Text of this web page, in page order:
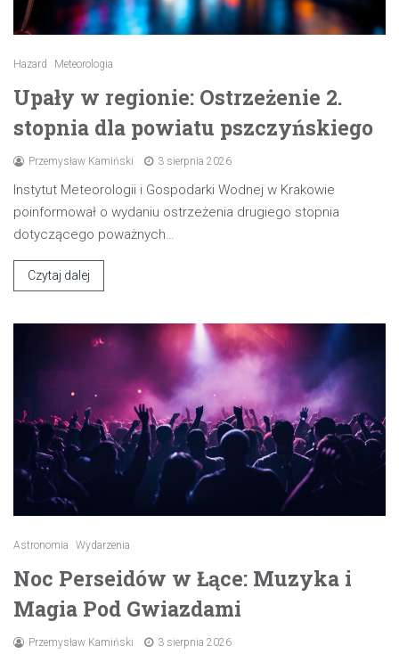
Hazard Meteorologia
Upały w regionie: Ostrzeżenie 2.
stopnia dla powiatu pszczyńskiego
Przemysław Kamiński 3 sierpnia 2026
Instytut Meteorologii i Gospodarki Wodnej w Krakowie
poinformował o wydaniu ostrzeżenia drugiego stopnia
dotyczącego poważnych…
Czytaj dalej
Astronomia Wydarzenia
Noc Perseidów w Łące: Muzyka i
Magia Pod Gwiazdami
Przemysław Kamiński 3 sierpnia 2026